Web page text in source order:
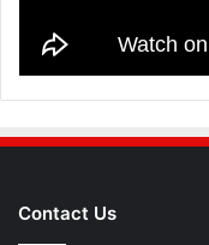
Contact Us